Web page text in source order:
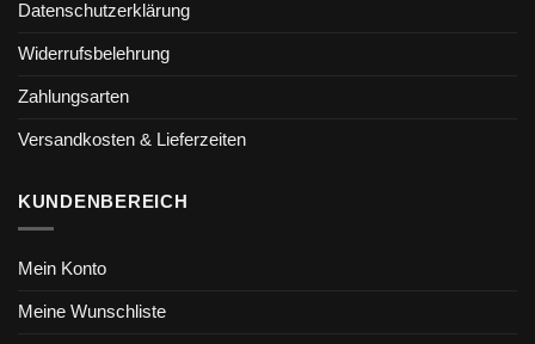
Datenschutzerklärung
Widerrufsbelehrung
Zahlungsarten
Versandkosten & Lieferzeiten
KUNDENBEREICH
Mein Konto
Meine Wunschliste